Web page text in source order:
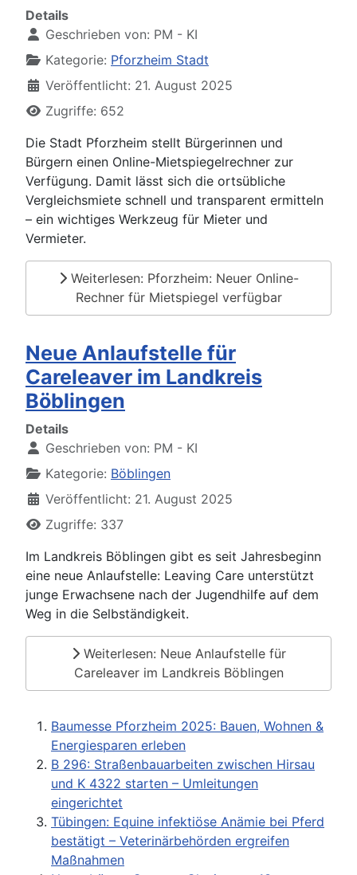
Details
Geschrieben von: PM - KI
Kategorie: Pforzheim Stadt
Veröffentlicht: 21. August 2025
Zugriffe: 652
Die Stadt Pforzheim stellt Bürgerinnen und
Bürgern einen Online-Mietspiegelrechner zur
Verfügung. Damit lässt sich die ortsübliche
Vergleichsmiete schnell und transparent ermitteln
– ein wichtiges Werkzeug für Mieter und
Vermieter.
Weiterlesen: Pforzheim: Neuer Online-
Rechner für Mietspiegel verfügbar
Neue Anlaufstelle für
Careleaver im Landkreis
Böblingen
Details
Geschrieben von: PM - KI
Kategorie: Böblingen
Veröffentlicht: 21. August 2025
Zugriffe: 337
Im Landkreis Böblingen gibt es seit Jahresbeginn
eine neue Anlaufstelle: Leaving Care unterstützt
junge Erwachsene nach der Jugendhilfe auf dem
Weg in die Selbständigkeit.
Weiterlesen: Neue Anlaufstelle für
Careleaver im Landkreis Böblingen
Baumesse Pforzheim 2025: Bauen, Wohnen &
Energiesparen erleben
B 296: Straßenbauarbeiten zwischen Hirsau
und K 4322 starten – Umleitungen
eingerichtet
Tübingen: Equine infektiöse Anämie bei Pferd
bestätigt – Veterinärbehörden ergreifen
Maßnahmen